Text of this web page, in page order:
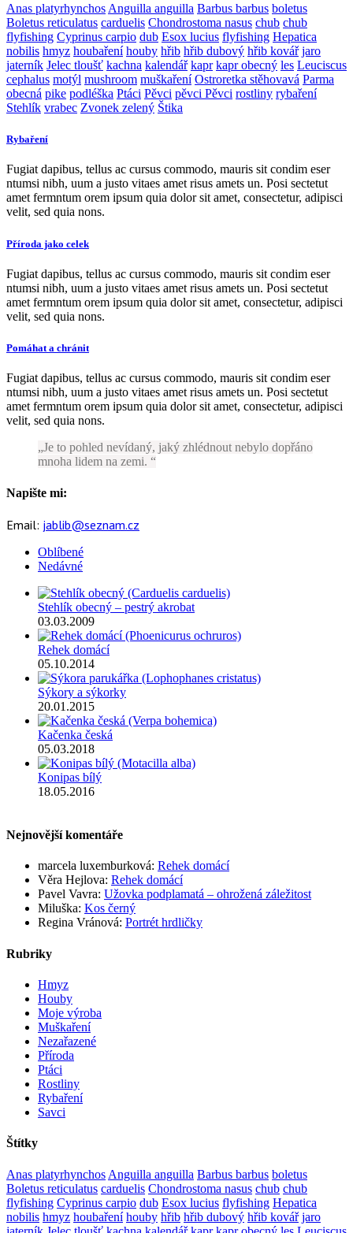
Anas platyrhynchos Anguilla anguilla Barbus barbus boletus
Boletus reticulatus carduelis Chondrostoma nasus chub chub
flyfishing Cyprinus carpio dub Esox lucius flyfishing Hepatica
nobilis hmyz houbaření houby hřib hřib dubový hřib kovář jaro
jaterník Jelec tloušť kachna kalendář kapr kapr obecný les Leuciscus
cephalus motýl mushroom muškaření Ostroretka stěhovavá Parma
obecná pike podléška Ptáci Pěvci pěvci Pěvci rostliny rybaření
Stehlík vrabec Zvonek zelený Štika
Rybaření
Fugiat dapibus, tellus ac cursus commodo, mauris sit condim eser
ntumsi nibh, uum a justo vitaes amet risus amets un. Posi sectetut
amet fermntum orem ipsum quia dolor sit amet, consectetur, adipisci
velit, sed quia nons.
Příroda jako celek
Fugiat dapibus, tellus ac cursus commodo, mauris sit condim eser
ntumsi nibh, uum a justo vitaes amet risus amets un. Posi sectetut
amet fermntum orem ipsum quia dolor sit amet, consectetur, adipisci
velit, sed quia nons.
Pomáhat a chránit
Fugiat dapibus, tellus ac cursus commodo, mauris sit condim eser
ntumsi nibh, uum a justo vitaes amet risus amets un. Posi sectetut
amet fermntum orem ipsum quia dolor sit amet, consectetur, adipisci
velit, sed quia nons.
Je to pohled nevídaný, jaký zhlédnout nebylo dopřáno
mnoha lidem na zemi.
Napište mi:
Email: jablib@seznam.cz
Oblíbené
Nedávné
Stehlík obecný – pestrý akrobat
03.03.2009
Rehek domácí
05.10.2014
Sýkory a sýkorky
20.01.2015
Kačenka česká
05.03.2018
Konipas bílý
18.05.2016
Nejnovější komentáře
marcela luxemburková: Rehek domácí
Věra Hejlova: Rehek domácí
Pavel Vavra: Užovka podplamatá – ohrožená záležitost
Miluška: Kos černý
Regina Vránová: Portrét hrdličky
Rubriky
Hmyz
Houby
Moje výroba
Muškaření
Nezařazené
Příroda
Ptáci
Rostliny
Rybaření
Savci
Štítky
Anas platyrhynchos Anguilla anguilla Barbus barbus boletus
Boletus reticulatus carduelis Chondrostoma nasus chub chub
flyfishing Cyprinus carpio dub Esox lucius flyfishing Hepatica
nobilis hmyz houbaření houby hřib hřib dubový hřib kovář jaro